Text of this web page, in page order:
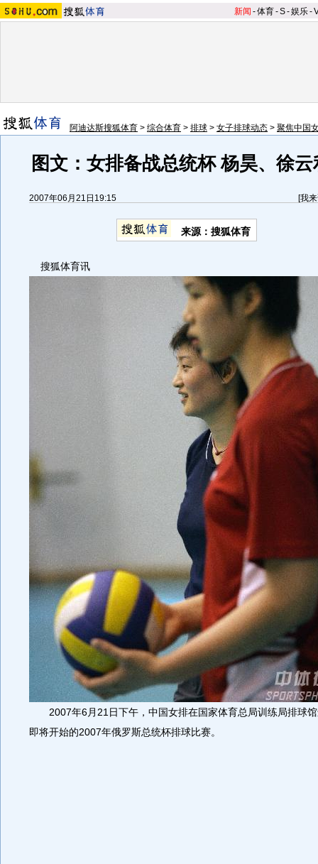
新闻 -体育-S-娱乐-
阿迪达斯搜狐体育 > 综合体育 > 排球 > 女子排球动态 > 聚焦中国
图文：女排备战总统杯 杨昊、徐
2007年06月21日19:15 [我
来源：搜狐体育
搜狐体育讯
2007年6月21日下午，中国女排在国家体育总局训练局排球馆
即将开始的2007年俄罗斯总统杯排球比赛。